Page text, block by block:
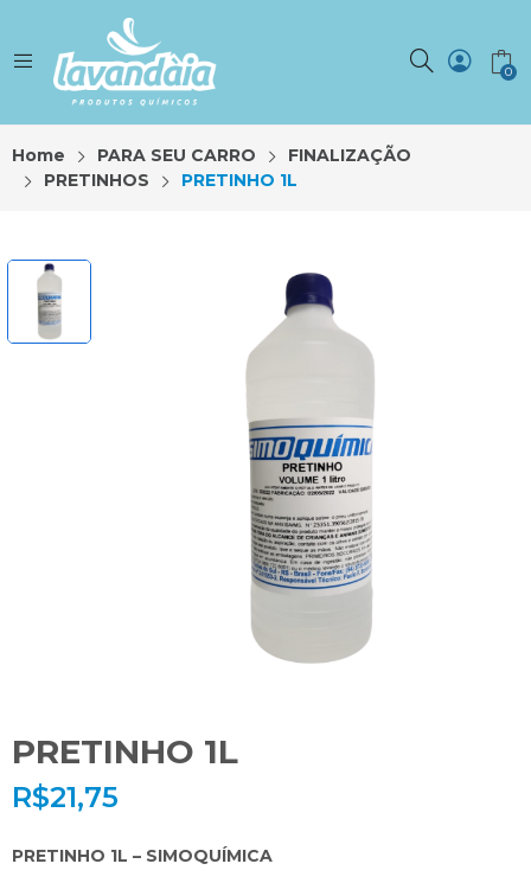
0
Home PARA SEU CARRO
FINALIZAÇÃO
PRETINHOS
PRETINHO 1L
PRETINHO 1L
R$21,75
PRETINHO 1L – SIMOQUÍMICA